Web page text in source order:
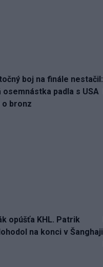
boj na finále nestačil:
osemnástka padla s USA
o bronz
opúšťa KHL. Patrik
na konci v Šanghaji